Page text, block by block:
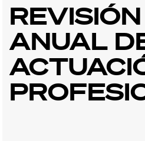
REVISIÓN
ANUAL